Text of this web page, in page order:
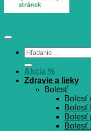
Hľadať:
Akcia %
Zdravie a lieky
Bolesť
Bolesť
Bolesť
Bolesť
Bolesť